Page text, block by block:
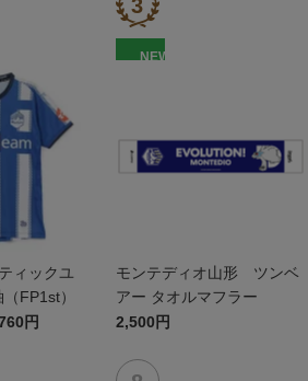
ィックユ
FP1st）
円
NEW
モンテディオ山形 ツンベ
アー タオルマフラー
2,500円